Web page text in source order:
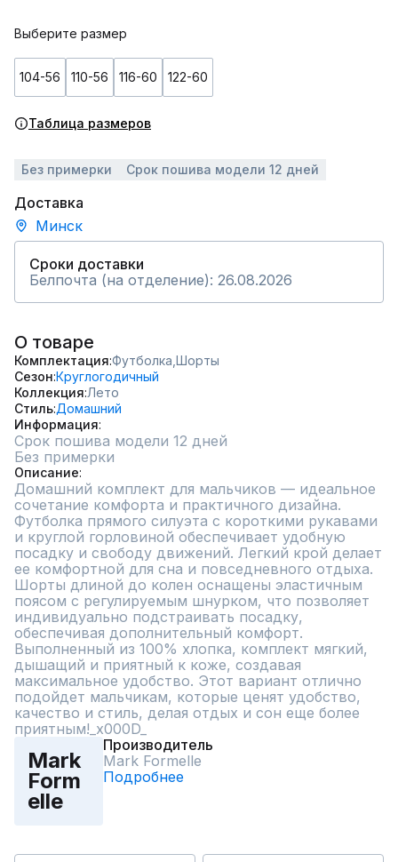
Выберите размер
104-56 110-56 116-60 122-60
Таблица размеров
Без примерки Срок пошива модели 12 дней
Доставка
Минск
Сроки доставки
Белпочта (на отделение): 26.08.2026
О товаре
Комплектация Футболка, Шорты
Сезон Круглогодичный
Коллекция Лето
Стиль Домашний
Информация
Срок пошива модели 12 дней
Без примерки
Описание
Домашний комплект для мальчиков — идеальное
сочетание комфорта и практичного дизайна.
Футболка прямого силуэта с короткими рукавами
и круглой горловиной обеспечивает удобную
посадку и свободу движений. Легкий крой делает
ее комфортной для сна и повседневного отдыха.
Шорты длиной до колен оснащены эластичным
поясом с регулируемым шнурком, что позволяет
индивидуально подстраивать посадку,
обеспечивая дополнительный комфорт.
Выполненный из 100% хлопка, комплект мягкий,
дышащий и приятный к коже, создавая
максимальное удобство. Этот вариант отлично
подойдет мальчикам, которые ценят удобство,
качество и стиль, делая отдых и сон еще более
приятным!_x000D_
Mark
Form
elle
Производитель
Mark Formelle
Подробнее